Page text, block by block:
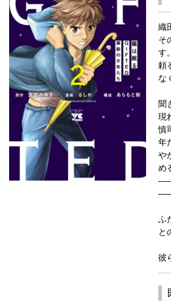
織
そ
す。
頼
な
聞
現
慎
年
や
め
――
――
ふ
と
彼